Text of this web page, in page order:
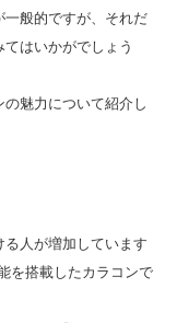
一般的ですが、それだ
はいかがでしょう
魅力について紹介し
人が増加しています
を搭載したカラコンで